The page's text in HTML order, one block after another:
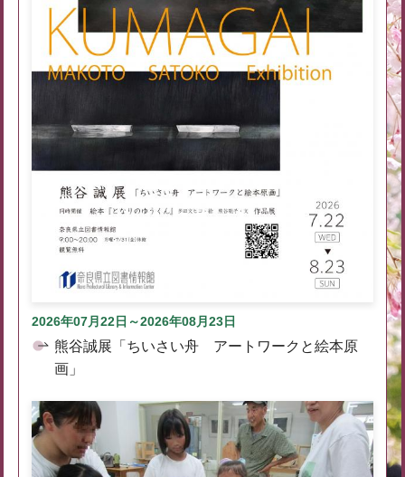
2026年07月22日～2026年08月23日
熊谷誠展「ちいさい舟 アートワークと絵本原
画」